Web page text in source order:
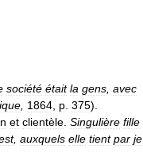
société était la gens avec
1864 p 375).
et clientèle Singulière fille
, auxquels elle tient par je